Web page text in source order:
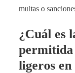
multas o
¿Cuál es
permitida
ligeros